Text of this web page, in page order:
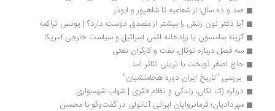
صد و ده سال؛ از شعاعیه تا شاهپور و ابوذر
آیا دکتر نون زنش را بیشتر از مصدق دوست دارد؟ | یونس تراکمه
گزینه سامسون یا زرادخانه اتمی اسرائیل و سیاست خارجی آمریکا
سه فصل درباره توتال، نفت و کارگران نفتی
حاج اصغر نوبخت با تریلی تئاتر آمد
بررسی "تاریخ ایران دوره هخامنشیان"
درباره ژک لکان، زندگی و نظام فکری | شهاب شهسواری